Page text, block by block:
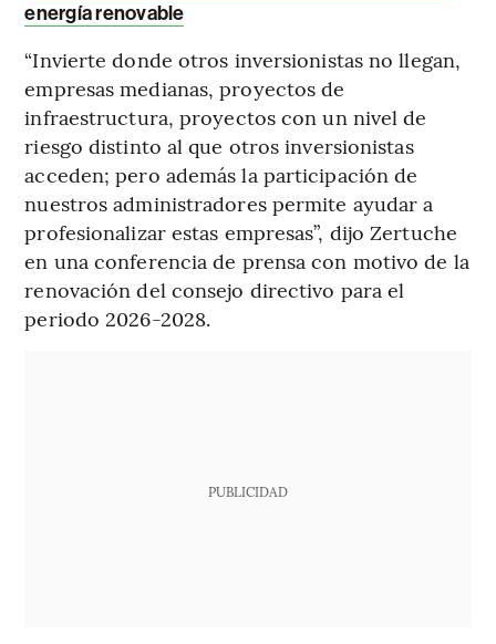
energía renovable
“Invierte donde otros inversionistas no llegan,
empresas medianas, proyectos de
infraestructura, proyectos con un nivel de
riesgo distinto al que otros inversionistas
acceden; pero además la participación de
nuestros administradores permite ayudar a
profesionalizar estas empresas”, dijo Zertuche
en una conferencia de prensa con motivo de la
renovación del consejo directivo para el
periodo 2026-2028.
PUBLICIDAD